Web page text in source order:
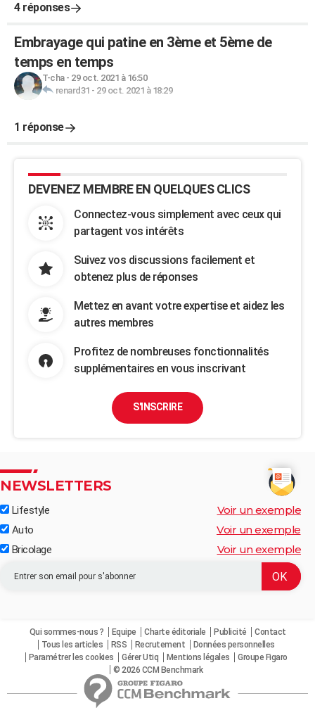
4 réponses
Embrayage qui patine en 3ème et 5ème de
temps en temps
T-cha- 29 oct. 2021 à 16:50
renard31 - 29 oct. 2021 à 18:29
1 réponse
DEVENEZ MEMBRE EN QUELQUES CLICS
Connectez-vous simplement avec ceux qui
partagent vos intérêts
Suivez vos discussions facilement et
obtenez plus de réponses
Mettez en avant votre expertise et aidez les
autres membres
Profitez de nombreuses fonctionnalités
supplémentaires en vous inscrivant
S'INSCRIRE
NEWSLETTERS
Lifestyle Voir un exemple
Auto Voir un exemple
Bricolage Voir un exemple
Qui sommes-nous ? Equipe Charte éditoriale Publicité
Contact
Tous les articles
RSS Recrutement
Données personnelles
Paramétrer les cookies
Gérer Utiq Mentions légales
Groupe Figaro
© 2026 CCM Benchmark